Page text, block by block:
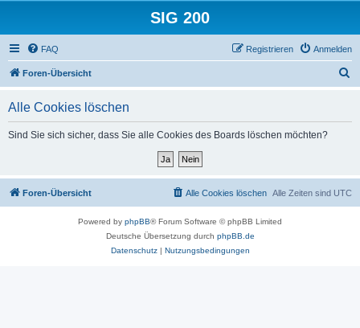
SIG 200
FAQ Anmelden
Registrieren
Foren-Übersicht
Alle Cookies löschen
Sind Sie sich sicher, dass Sie alle Cookies des Boards löschen möchten?
Foren-Übersicht Alle Zeiten sind UTC
Alle Cookies löschen
Powered by phpBB® Forum Software © phpBB Limited
Deutsche Übersetzung durch phpBB.de
Datenschutz| Nutzungsbedingungen